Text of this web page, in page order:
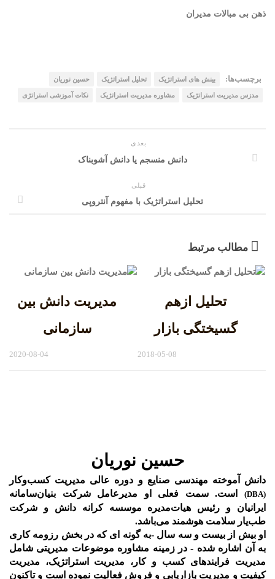
ذهن بی مبالات مدیران
برچسب‌ها: بینش های استراتژیک تحلیل استراتژیک حسین نوریان
مدزس مدیریت استراتژیک مشاوره مدیریت استراتژیک نکات آموزشی استراتژی
بعدی
دانش منسجم یا دانش آشوبناک
قبلی
تحلیل استراتژیک با مفهوم آنتروپی
مطالب مرتبط
مدیریت دانش بین
سازمانی
2020-08-04
تحلیل ازهم
گسیختگی بازار
2018-05-08
حسین نوریان
دانش آموخته مهندسی صنایع و دوره عالی مدیریت کسب‌و‌کار
(DBA)
است. سمت فعلی او مدیرعامل شرکت بنیان‌سامانه
ایرانیان و رئیس هیات‌مدیره موسسه کرانه دانش و شرکت
طب‌یار سلامت هوشمند می‌باشد.
او بیش از بیست و سه سال -به گونه ای که در بخش رزومه کاری
به آن اشاره شده - در زمینه مشاوره موضوعات مدیریتی شامل
مدیریت فرایندهای کسب و کار، مدیریت استراتژیک، مدیریت
کیفیت و مدیریت بازاریابی و فروش فعالیت نموده است و تاکنون